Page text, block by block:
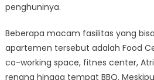
penghuninya.
Beberapa macam fasilitas yang
apartemen tersebut adalah Food
co-working space, fitnes center,
renang hingga tempat BBQ.